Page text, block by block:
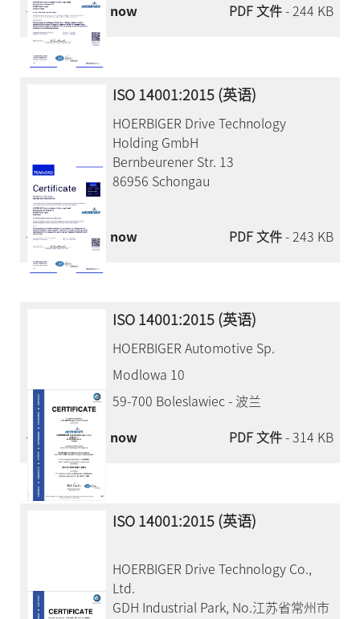
Download now
PDF 文件- 244 KB
ISO 14001:2015 (英语)
HOERBIGER Drive Technology
Holding GmbH
Bernbeurener Str. 13
86956 Schongau
Download now PDF 文件- 243 KB
ISO 14001:2015 (英语)
HOERBIGER Automotive Sp.
Modlowa 10
59-700 Boleslawiec - 波兰
Download now
PDF 文件- 314 KB
ISO 14001:2015 (英语)
HOERBIGER Drive Technology Co.,
Ltd.
GDH Industrial Park, No.江苏省常州市